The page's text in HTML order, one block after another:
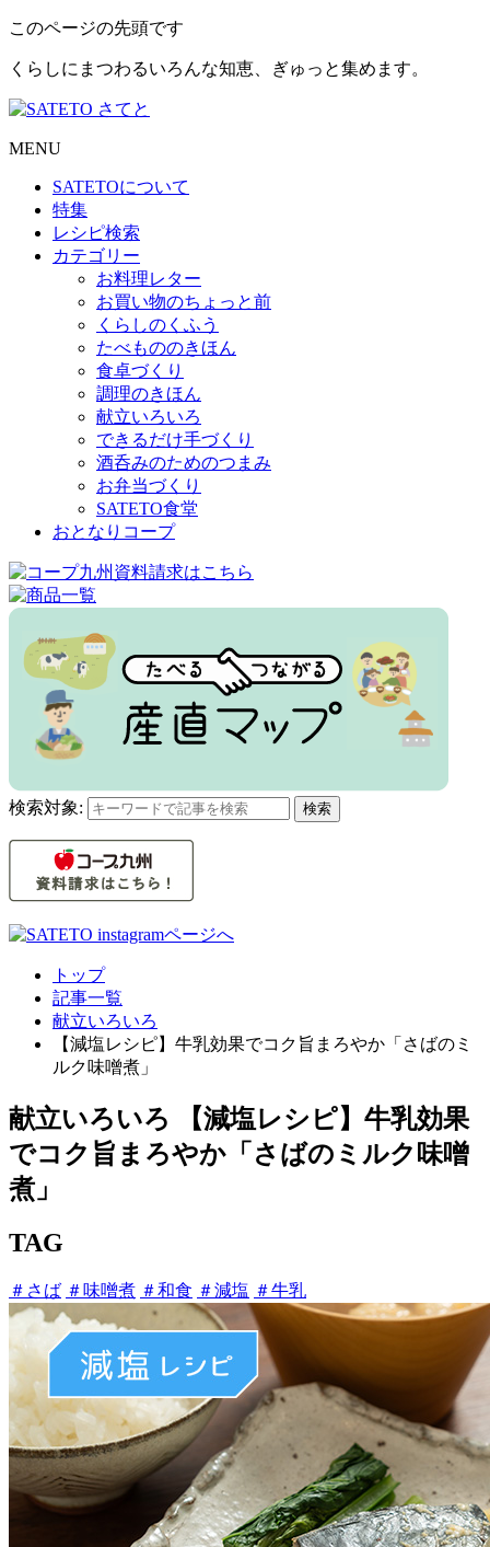
このページの先頭です
くらしにまつわるいろんな知恵、ぎゅっと集めます。
MENU
SATETOについて
特集
レシピ検索
カテゴリー
お料理レター
お買い物のちょっと前
くらしのくふう
たべもののきほん
食卓づくり
調理のきほん
献立いろいろ
できるだけ手づくり
酒呑みのためのつまみ
お弁当づくり
SATETO食堂
おとなりコープ
検索対象: 検索
トップ
記事一覧
献立いろいろ
【減塩レシピ】牛乳効果でコク旨まろやか「さばのミ
ルク味噌煮」
献立いろいろ
【減塩レシピ】牛乳効果
でコク旨まろやか「さばのミルク味噌
煮」
TAG
＃さば ＃味噌煮 ＃和食 ＃減塩 ＃牛乳